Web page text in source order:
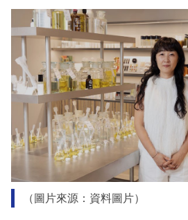
（圖片來源：資料圖片）